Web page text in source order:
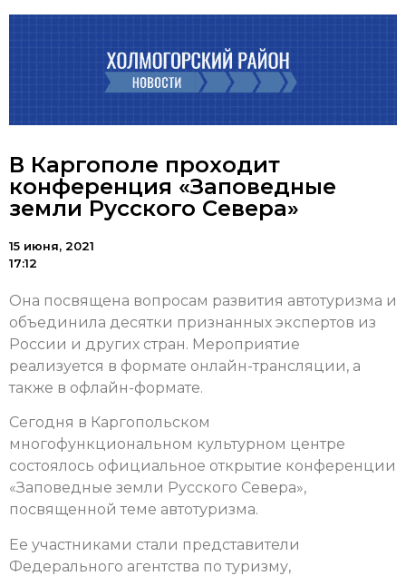
В Каргополе проходит
конференция «Заповедные
земли Русского Севера»
15 июня, 2021
17:12
Она посвящена вопросам развития автотуризма и
объединила десятки признанных экспертов из
России и других стран. Мероприятие
реализуется в формате онлайн-трансляции, а
также в офлайн-формате.
Сегодня в Каргопольском
многофункциональном культурном центре
состоялось официальное открытие конференции
«Заповедные земли Русского Севера»,
посвященной теме автотуризма.
Ее участниками стали представители
Федерального агентства по туризму,